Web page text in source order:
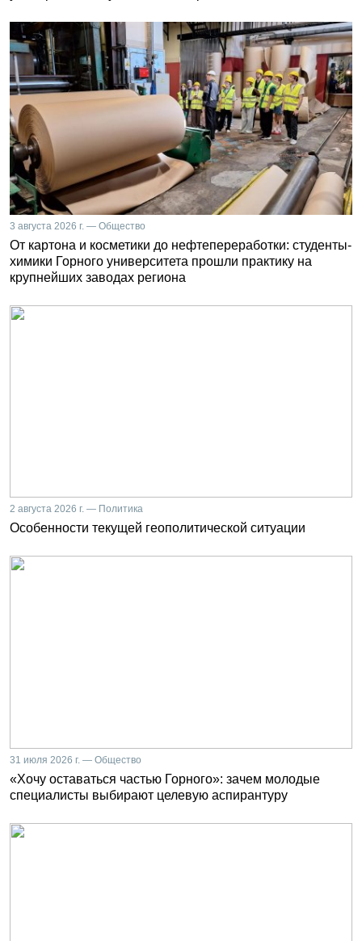
3 августа 2026 г. — Общество
От картона и косметики до нефтепереработки: студенты-
химики Горного университета прошли практику на
крупнейших заводах региона
2 августа 2026 г. — Политика
Особенности текущей геополитической ситуации
31 июля 2026 г. — Общество
«Хочу оставаться частью Горного»: зачем молодые
специалисты выбирают целевую аспирантуру